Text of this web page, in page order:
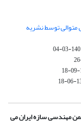
توسط نشریه
1401-
مهندسی سازه ایران می